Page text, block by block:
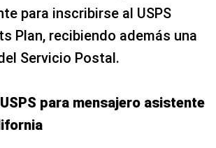
para inscribirse al USPS
Plan, recibiendo además una
Servicio Postal.
para mensajero asistente